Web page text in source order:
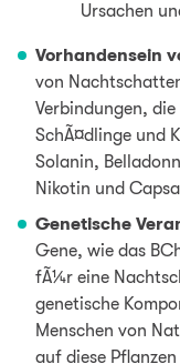
Ursachen
Vorhandensein
von
Verbindungen,
SchÃ¤dlinge und
Solanin,
Nikotin und
Genetische
Gene, wie das
fÃ¼r eine
genetische
Menschen von
auf diese Pflanzen